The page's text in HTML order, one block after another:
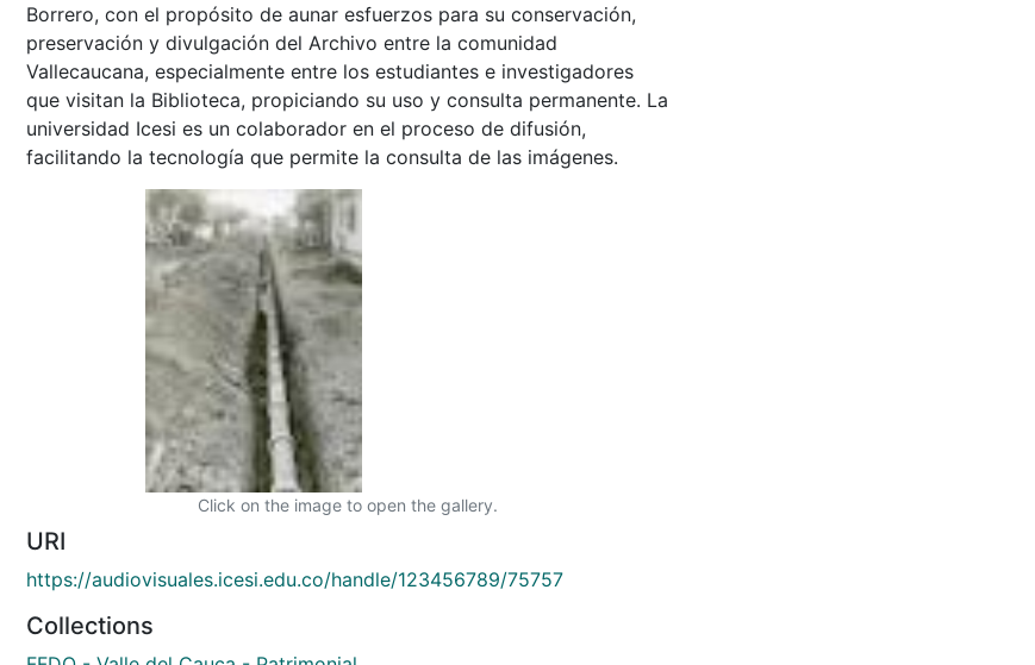
Borrero, con el propósito de aunar esfuerzos para su conservación,
preservación y divulgación del Archivo entre la comunidad
Vallecaucana, especialmente entre los estudiantes e investigadores
que visitan la Biblioteca, propiciando su uso y consulta permanente. La
universidad Icesi es un colaborador en el proceso de difusión,
facilitando la tecnología que permite la consulta de las imágenes.
Click on the image to open the gallery.
URI
https://audiovisuales.icesi.edu.co/handle/123456789/75757
Collections